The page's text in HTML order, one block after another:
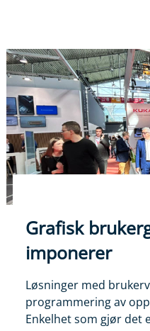
Grafisk
imponerer
Løsninger med
programmering av
Enkelhet som gjør det